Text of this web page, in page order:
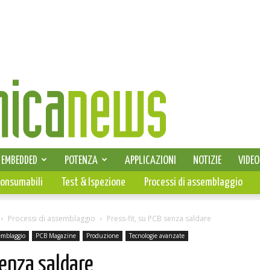
SELEZIONE DI ELETTRONICA
EMBEDDED POTENZA APPLICAZIONI NOTIZIE
VIDEO
PCBTest & Ispezione Processi di assemblaggio
Processi di assemblaggio Press-fit, su PCB senza saldare
PCB Magazine Produzione Tecnologie avanzate
saldare